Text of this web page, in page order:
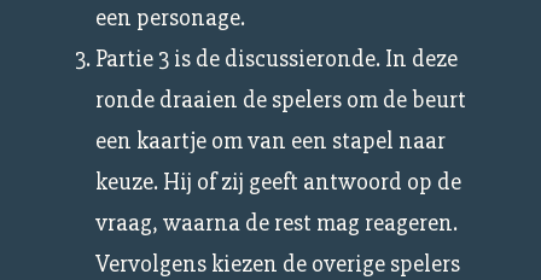
een personage.
Partie 3 is de discussieronde. In deze
ronde draaien de spelers om de beurt
een kaartje om van een stapel naar
keuze. Hij of zij geeft antwoord op de
vraag, waarna de rest mag reageren.
Vervolgens kiezen de overige spelers